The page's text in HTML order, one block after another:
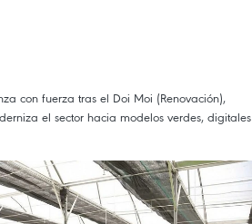
con fuerza tras el Doi Moi (Renovación),
el sector hacia modelos verdes, digitales